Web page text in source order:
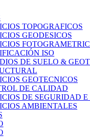
TOPOGRAFICOS
GEODESICOS
ISO
DE SUELO &
GEOTECNICOS
DE CALIDAD
DE SEGURIDAD
AMBIENTALES